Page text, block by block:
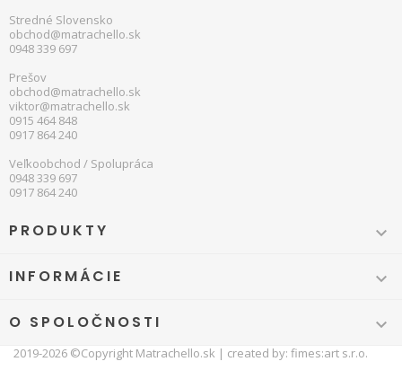
Stredné Slovensko
obchod@matrachello.sk
0948 339 697
Prešov
obchod@matrachello.sk
viktor@matrachello.sk
0915 464 848
0917 864 240
Veľkoobchod / Spolupráca
0948 339 697
0917 864 240
PRODUKTY 
INFORMÁCIE 
O SPOLOČNOSTI 
2019-2026 ©Copyright Matrachello.sk | created by: fimes:art s.r.o.